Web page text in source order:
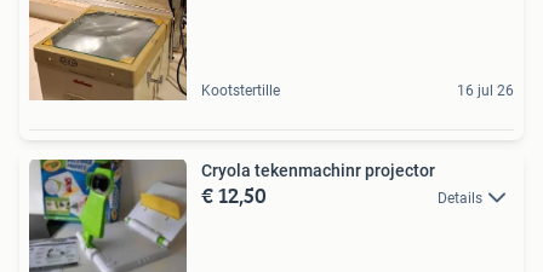
Kootstertille 16 jul 26
Cryola tekenmachinr projector
€ 12,50 Details